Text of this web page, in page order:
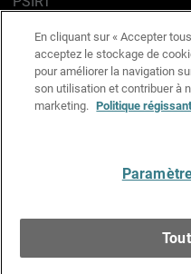
Avis sur les cookies
Politique de confidentialité
Charte Graphique
En cliquant sur « Accepter
acceptez le stockage de
pour améliorer la navigation
son utilisation et contribuer à
marketing. Politique